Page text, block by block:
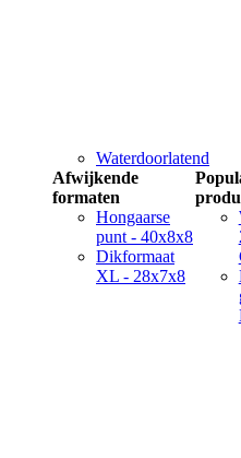
Waterdoorlatend
Afwijkende
formaten
Hongaarse
punt - 40x8x8
Dikformaat
XL - 28x7x8